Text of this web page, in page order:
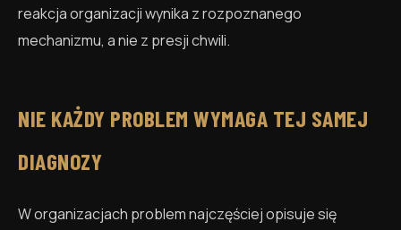
reakcja organizacji wynika z rozpoznanego
mechanizmu, a nie z presji chwili.
NIE KAŻDY PROBLEM WYMAGA TEJ SAMEJ
DIAGNOZY
W organizacjach problem najczęściej opisuje się